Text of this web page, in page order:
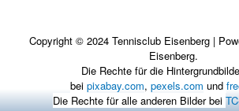
Copyright © 2024 Tennisclub Eisenberg |
Eisenberg.
Die Rechte für die
bei pixabay.com, pexels.com und
Die Rechte für alle anderen Bilder bei